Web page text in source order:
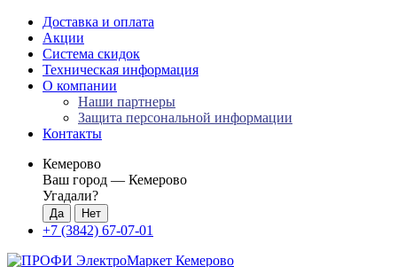
Доставка и оплата
Акции
Система скидок
Техническая информация
О компании
Наши партнеры
Защита персональной информации
Контакты
Кемерово
Ваш город — Кемерово
Угадали?
+7 (3842) 67-07-01